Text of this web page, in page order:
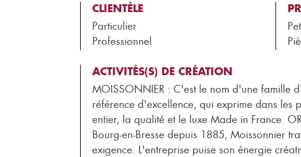
CLIENTÈLE
Particulier
Professionnel
ACTIVITÉS(S) DE CRÉATION
MOISSONNIER : C'est le nom d'une famille
référence d'excellence, qui exprime dans les
entier, la qualité et le luxe Made in France.
Bourg-en-Bresse depuis 1885, Moissonnier
exigence. L'entreprise puise son énergie